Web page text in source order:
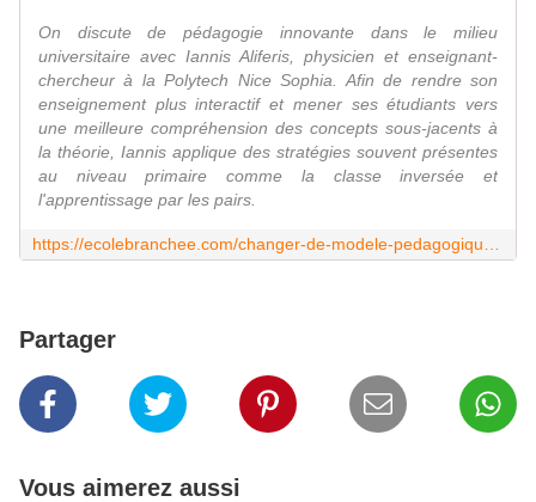
On discute de pédagogie innovante dans le milieu
universitaire avec Iannis Aliferis, physicien et enseignant-
chercheur à la Polytech Nice Sophia. Afin de rendre son
enseignement plus interactif et mener ses étudiants vers
une meilleure compréhension des concepts sous-jacents à
la théorie, Iannis applique des stratégies souvent présentes
au niveau primaire comme la classe inversée et
l'apprentissage par les pairs.
Partager
Vous aimerez aussi